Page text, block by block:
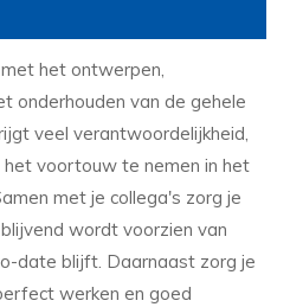
het ontwerpen,
onderhouden van de gehele
veel verantwoordelijkheid,
voortouw te nemen in het
met je collega's zorg je
wordt voorzien van
date blijft. Daarnaast zorg je
werken en goed